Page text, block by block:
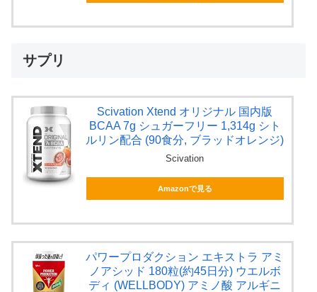
サプリ
Scivation Xtend オリジナル 国内版
BCAA 7g シュガーフリー 1,314g シト
ルリン配合 (90食分, ブラッドオレンジ)
Scivation
Amazonで見る
パワープロダクション エキストラ アミ
ノアシッド 180粒(約45日分) ウエルボ
ディ (WELLBODY) アミノ酸 アルギニ